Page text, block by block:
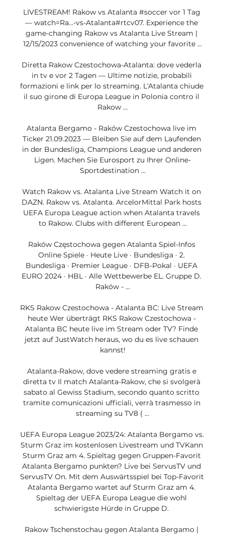
LIVESTREAM! Rakow vs Atalanta #soccer vor 1 Tag
— watch=Ra…-vs-Atalanta#rtcv07. Experience the
game-changing Rakow vs Atalanta Live Stream |
12/15/2023 convenience of watching your favorite ...
Diretta Rakow Czestochowa-Atalanta: dove vederla
in tv e vor 2 Tagen — Ultime notizie, probabili
formazioni e link per lo streaming. L'Atalanta chiude
il suo girone di Europa League in Polonia contro il
Rakow ...
Atalanta Bergamo - Raków Czestochowa live im
Ticker 21.09.2023 — Bleiben Sie auf dem Laufenden
in der Bundesliga, Champions League und anderen
Ligen. Machen Sie Eurosport zu Ihrer Online-
Sportdestination ...
Watch Rakow vs. Atalanta Live Stream Watch it on
DAZN. Rakow vs. Atalanta. ArcelorMittal Park hosts
UEFA Europa League action when Atalanta travels
to Rakow. Clubs with different European ...
Raków Częstochowa gegen Atalanta Spiel-Infos
Online Spiele · Heute Live · Bundesliga · 2.
Bundesliga · Premier League · DFB-Pokal · UEFA
EURO 2024 · HBL · Alle Wettbewerbe EL. Gruppe D.
Raków - ...
RKS Rakow Czestochowa - Atalanta BC: Live Stream
heute Wer überträgt RKS Rakow Czestochowa -
Atalanta BC heute live im Stream oder TV? Finde
jetzt auf JustWatch heraus, wo du es live schauen
kannst!
Atalanta-Rakow, dove vedere streaming gratis e
diretta tv Il match Atalanta-Rakow, che si svolgerà
sabato al Gewiss Stadium, secondo quanto scritto
tramite comunicazioni ufficiali, verrà trasmesso in
streaming su TV8 ( ...
UEFA Europa League 2023/24: Atalanta Bergamo vs.
Sturm Graz im kostenlosen Livestream und TVKann
Sturm Graz am 4. Spieltag gegen Gruppen-Favorit
Atalanta Bergamo punkten? Live bei ServusTV und
ServusTV On. Mit dem Auswärtsspiel bei Top-Favorit
Atalanta Bergamo wartet auf Sturm Graz am 4.
Spieltag der UEFA Europa League die wohl
schwierigste Hürde in Gruppe D.
Rakow Tschenstochau gegen Atalanta Bergamo |